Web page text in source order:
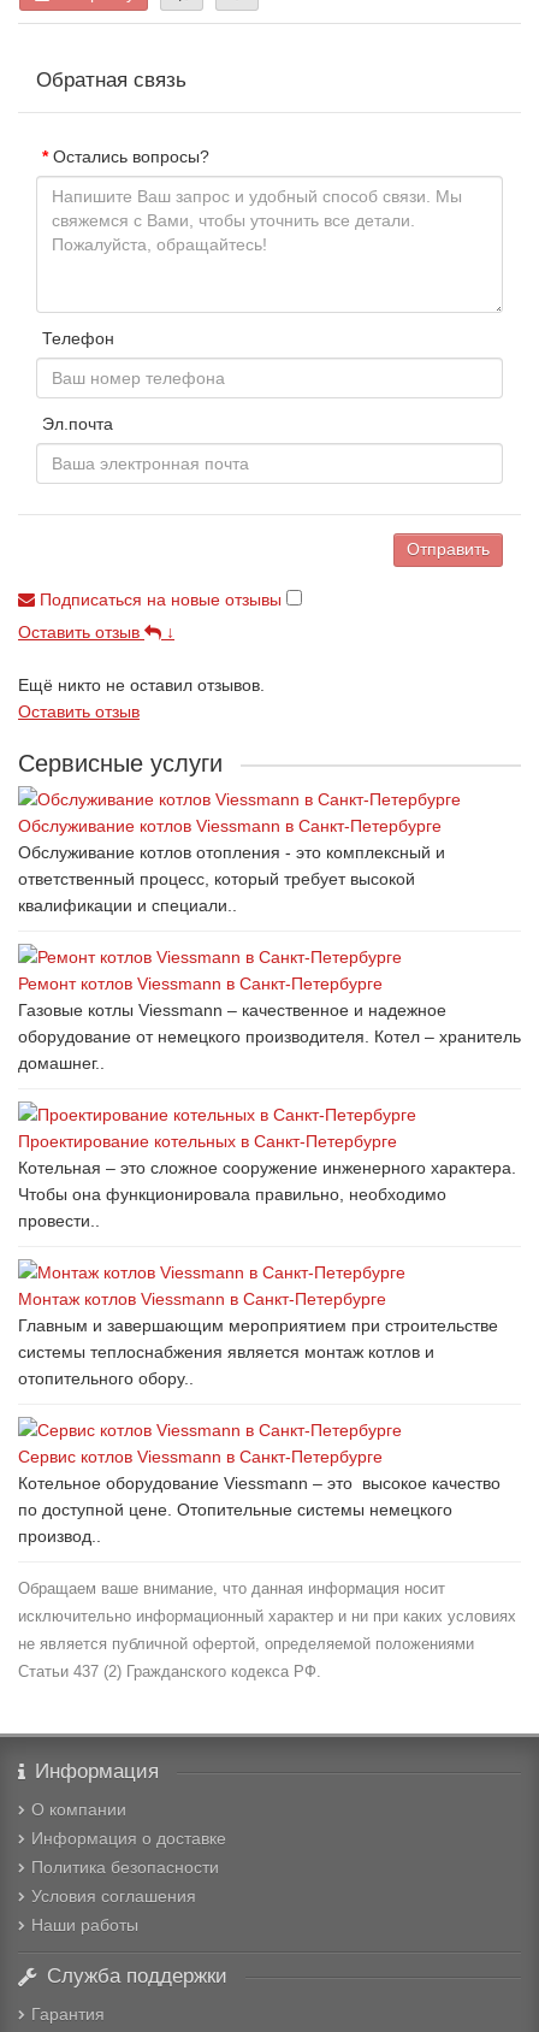
Обратная связь
Остались вопросы?
Телефон
Эл.почта
Отправить
Подписаться на новые отзывы
Оставить отзыв
↓
Ещё никто не оставил отзывов.
Оставить отзыв
Сервисные услуги
Обслуживание котлов Viessmann в Санкт-Петербурге
Обслуживание котлов отопления - это комплексный и
ответственный процесс, который требует высокой
квалификации и специали..
Ремонт котлов Viessmann в Санкт-Петербурге
Газовые котлы Viessmann – качественное и надежное
оборудование от немецкого производителя. Котел – хранитель
домашнег..
Проектирование котельных в Санкт-Петербурге
Котельная – это сложное сооружение инженерного характера.
Чтобы она функционировала правильно, необходимо
провести..
Монтаж котлов Viessmann в Санкт-Петербурге
Главным и завершающим мероприятием при строительстве
системы теплоснабжения является монтаж котлов и
отопительного обору..
Сервис котлов Viessmann в Санкт-Петербурге
Котельное оборудование Viessmann – это высокое качество
по доступной цене. Отопительные системы немецкого
производ..
Обращаем ваше внимание, что данная информация носит
исключительно информационный характер и ни при каких условиях
не является публичной офертой, определяемой положениями
Статьи 437 (2) Гражданского кодекса РФ.
Информация
О компании
Информация о доставке
Политика безопасности
Условия соглашения
Наши работы
Служба поддержки
Гарантия